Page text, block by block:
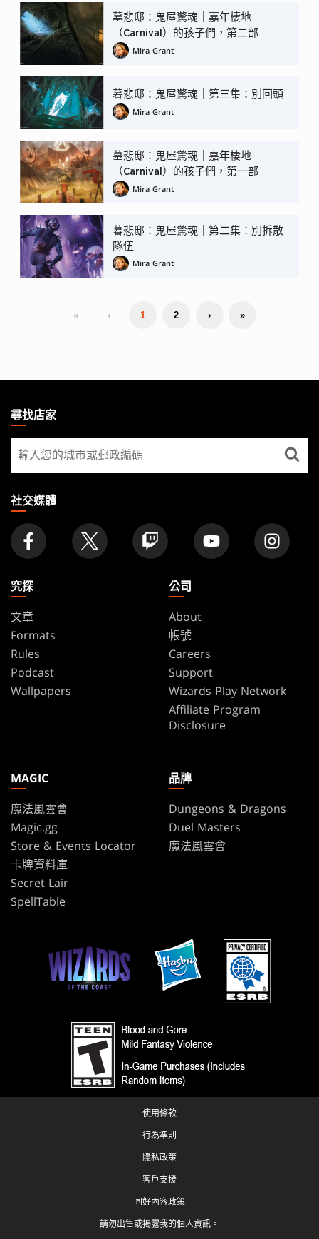
墓悲邸：鬼屋驚魂｜嘉年棲地
（Carnival）的孩子們，第二部
Mira Grant
暮悲邸：鬼屋驚魂｜第三集：別回頭
Mira Grant
墓悲邸：鬼屋驚魂｜嘉年棲地
（Carnival）的孩子們，第一部
Mira Grant
暮悲邸：鬼屋驚魂｜第二集：別拆散
隊伍
Mira Grant
« ‹ 1 2 › »
THE
GATHERING
FOOTER
尋找店家
尋
找
家
社交媒體
究探
文章
Formats
Rules
Podcast
Wallpapers
公司
About
帳號
Careers
Support
Wizards Play Network
Affiliate Program
Disclosure
MAGIC
魔法風雲會
Magic.gg
Store & Events Locator
卡牌資料庫
Secret Lair
SpellTable
品牌
Dungeons & Dragons
Duel Masters
魔法風雲會
使用條款
行為準則
隱私政策
客戶支援
同好內容政策
請勿出售或揭露我的個人資訊。